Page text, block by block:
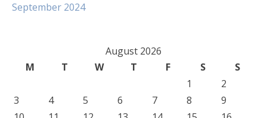
September 2024
August 2026
M
T W T F S
S
1
2
3
4 5 6 7 8
9